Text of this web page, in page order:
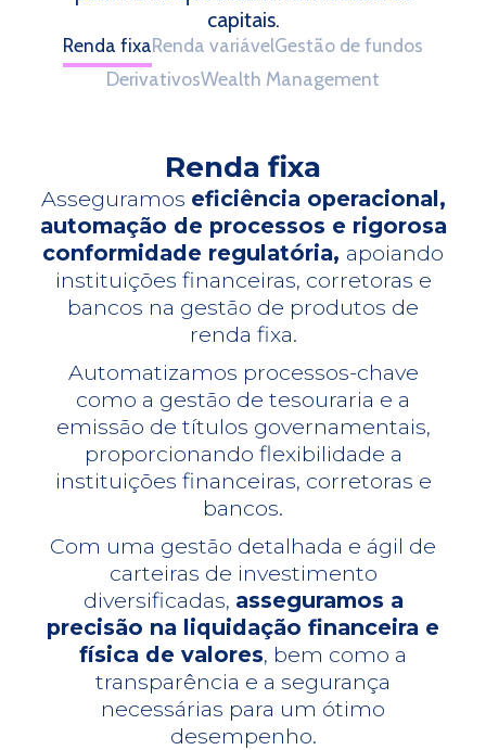
capitais.
Renda fixaRenda variávelGestão de fundos
DerivativosWealth Management
Renda fixa
Asseguramos eficiência operacional,
automação de processos e rigorosa
conformidade regulatória, apoiando
instituições financeiras, corretoras e
bancos na gestão de produtos de
renda fixa.
Automatizamos processos-chave
como a gestão de tesouraria e a
emissão de títulos governamentais,
proporcionando flexibilidade a
instituições financeiras, corretoras e
bancos.
Com uma gestão detalhada e ágil de
carteiras de investimento
diversificadas, asseguramos a
precisão na liquidação financeira e
física de valores, bem como a
transparência e a segurança
necessárias para um ótimo
desempenho.